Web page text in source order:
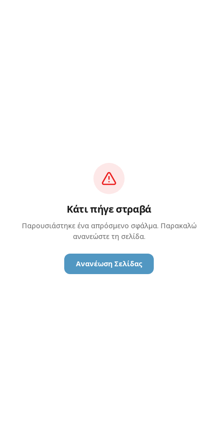
Κάτι πήγε στραβά
Παρουσιάστηκε ένα απρόσμενο σφάλμα. Παρακαλώ
ανανεώστε τη σελίδα.
Ανανέωση Σελίδας